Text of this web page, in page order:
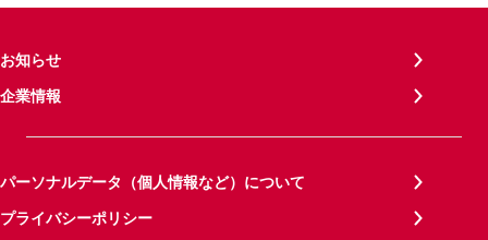
お知らせ
企業情報
パーソナルデータ（個人情報など）について
プライバシーポリシー